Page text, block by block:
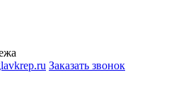
Заказать звонок